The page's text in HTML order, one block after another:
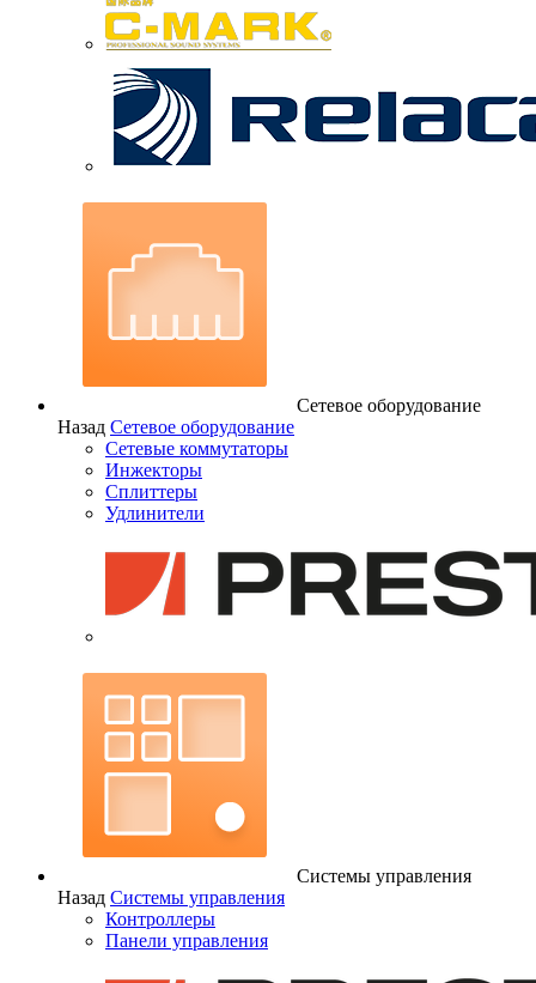
Сетевое оборудование
Назад Сетевое оборудование
Сетевые коммутаторы
Инжекторы
Сплиттеры
Удлинители
Системы управления
Назад Системы управления
Контроллеры
Панели управления